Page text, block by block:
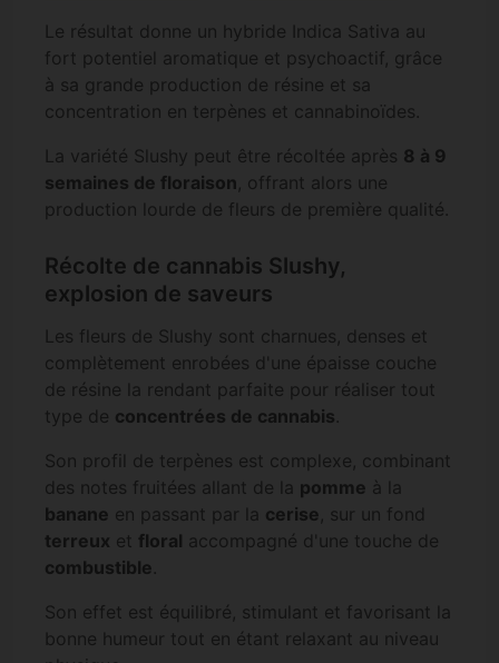
Le résultat donne un hybride Indica Sativa au
fort potentiel aromatique et psychoactif, grâce
à sa grande production de résine et sa
concentration en terpènes et cannabinoïdes.
La variété Slushy peut être récoltée après 8 à 9
semaines de floraison, offrant alors une
production lourde de fleurs de première qualité.
Récolte de cannabis Slushy,
explosion de saveurs
Les fleurs de Slushy sont charnues, denses et
complètement enrobées d'une épaisse couche
de résine la rendant parfaite pour réaliser tout
type de concentrées de cannabis.
Son profil de terpènes est complexe, combinant
des notes fruitées allant de la pomme à la
banane en passant par la cerise, sur un fond
terreux et floral accompagné d'une touche de
combustible.
Son effet est équilibré, stimulant et favorisant la
bonne humeur tout en étant relaxant au niveau